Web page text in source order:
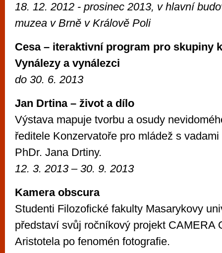
18. 12. 2012 - prosinec 2013, v hlavní
muzea v Brně v Králově Poli
Cesa – iteraktivní program pro skupiny
Vynálezy a vynálezci
do 30. 6. 2013
Jan Drtina – život a dílo
Výstava mapuje tvorbu a osudy
ředitele Konzervatoře pro mládež s
PhDr. Jana Drtiny.
12. 3. 2013 – 30. 9. 2013
Kamera obscura
Studenti Filozofické fakulty Masarykovy
představí svůj ročníkový projekt CAMERA
Aristotela po fenomén fotografie.